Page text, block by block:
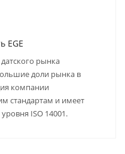
EGE
рынка
доли рынка в
компании
стандартам и имеет
ISO 14001.